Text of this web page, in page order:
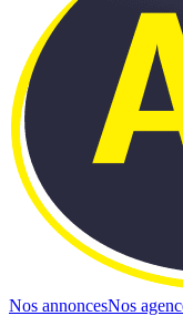
Nos annoncesNos